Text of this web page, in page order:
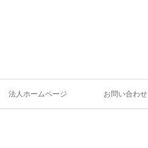
法人ホームページ お問い合わせ